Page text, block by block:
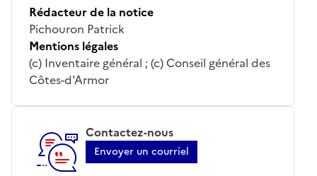
Rédacteur de la notice
Pichouron Patrick
Mentions légales
(c) Inventaire général ; (c) Conseil général des
Côtes-d'Armor
Contactez-nous
Envoyer un courriel